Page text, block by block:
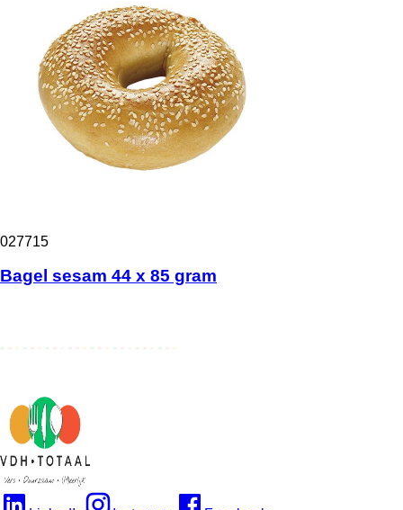
027715
Bagel sesam 44 x 85 gram